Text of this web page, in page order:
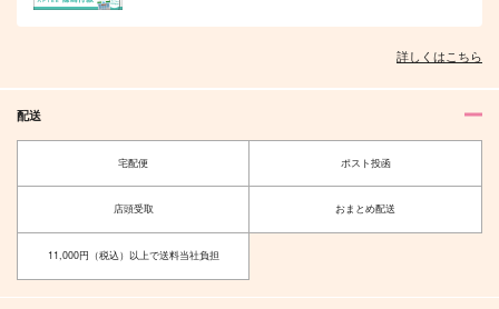
作品詳細
詳しくはこちら
配送
宅配便 ポスト投函
店頭受取 おまとめ配送
11,000円（税込）以上で送料当社負担